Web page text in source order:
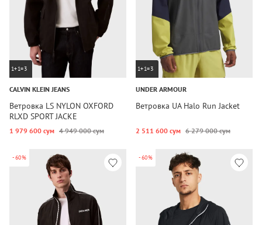
1+1=3
CALVIN KLEIN JEANS
Ветровка LS NYLON OXFORD
RLXD SPORT JACKE
1 979 600 сум 4 949 000 сум
1+1=3
UNDER ARMOUR
Ветровка UA Halo Run Jacket
2 511 600 сум 6 279 000 сум
-60% -60%